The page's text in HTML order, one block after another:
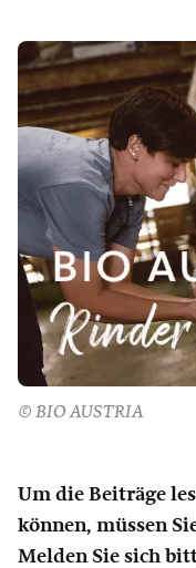
© BIO AUSTRIA
Um die Beiträge
können, müssen
Melden Sie sich